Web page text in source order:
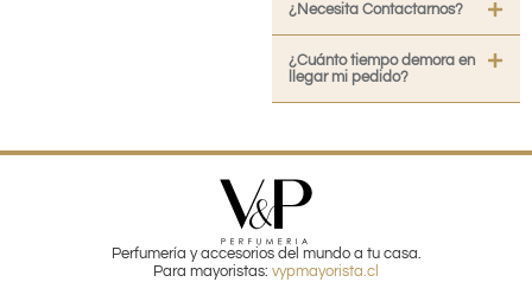
¿Necesita Contactarnos?
¿Cuánto tiempo demora en
llegar mi pedido?
Perfumería y accesorios del mundo a tu casa.
Para mayoristas: vypmayorista.cl